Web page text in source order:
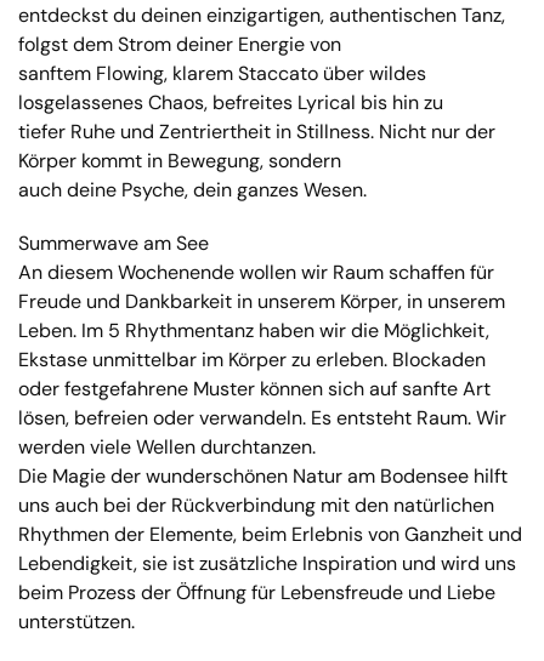
entdeckst du deinen einzigartigen, authentischen Tanz,
folgst dem Strom deiner Energie von
sanftem Flowing, klarem Staccato über wildes
losgelassenes Chaos, befreites Lyrical bis hin zu
tiefer Ruhe und Zentriertheit in Stillness. Nicht nur der
Körper kommt in Bewegung, sondern
auch deine Psyche, dein ganzes Wesen.
Summerwave am See
An diesem Wochenende wollen wir Raum schaffen für
Freude und Dankbarkeit in unserem Körper, in unserem
Leben. Im 5 Rhythmentanz haben wir die Möglichkeit,
Ekstase unmittelbar im Körper zu erleben. Blockaden
oder festgefahrene Muster können sich auf sanfte Art
lösen, befreien oder verwandeln. Es entsteht Raum. Wir
werden viele Wellen durchtanzen.
Die Magie der wunderschönen Natur am Bodensee hilft
uns auch bei der Rückverbindung mit den natürlichen
Rhythmen der Elemente, beim Erlebnis von Ganzheit und
Lebendigkeit, sie ist zusätzliche Inspiration und wird uns
beim Prozess der Öffnung für Lebensfreude und Liebe
unterstützen.